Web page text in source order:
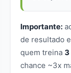
Importante:
de resultado
quem treina 3
chance ~3x